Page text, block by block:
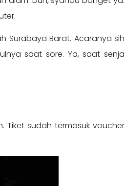
Surabaya Barat. Acaranya sih
saat sore. Ya, saat senja
Tiket sudah termasuk voucher